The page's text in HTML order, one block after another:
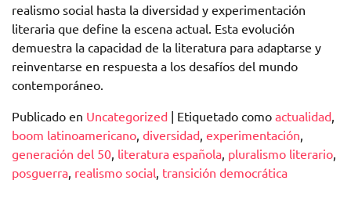
realismo social hasta la diversidad y experimentación
literaria que define la escena actual. Esta evolución
demuestra la capacidad de la literatura para adaptarse y
reinventarse en respuesta a los desafíos del mundo
contemporáneo.
Publicado en Uncategorized | Etiquetado como actualidad
boom latinoamericano diversidad experimentación
generación del 50 literatura española pluralismo literario
posguerra realismo social transición democrática